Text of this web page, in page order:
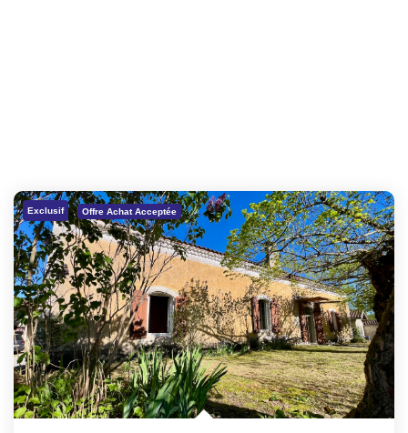
Exclusif Offre Achat Acceptée